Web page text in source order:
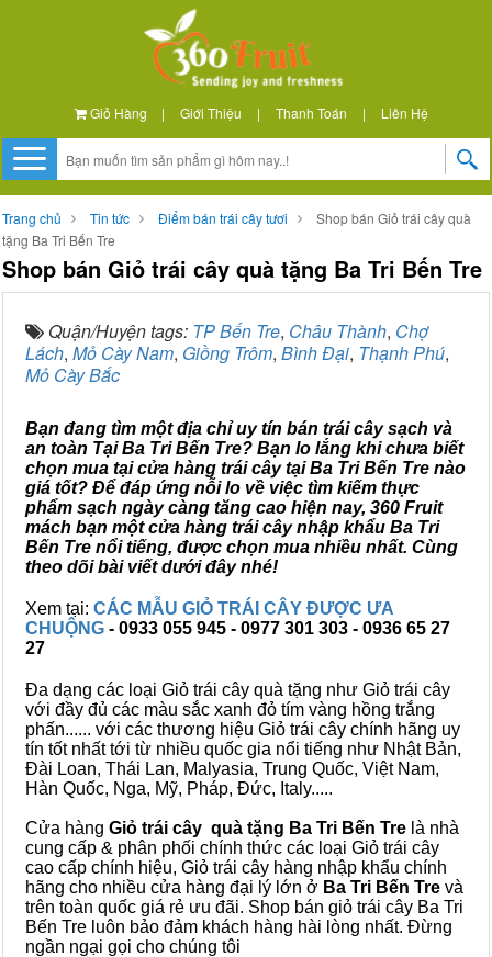
Giỏ Hàng | Giới Thiệu | Thanh Toán | Liên Hệ
Trang chủ Tin tức Điểm bán trái cây tươi
Shop bán Giỏ trái cây quà
tặng Ba Tri Bến Tre
Shop bán Giỏ trái cây quà tặng Ba Tri Bến Tre
Quận/Huyện tags: TP Bến Tre, Châu Thành, Chợ
Lách, Mỏ Cày Nam, Giồng Trôm, Bình Đại, Thạnh Phú,
Mỏ Cày Bắc
Bạn đang tìm một địa chỉ uy tín bán trái cây sạch và
an toàn Tại Ba Tri Bến Tre? Bạn lo lắng khi chưa biết
chọn mua tại cửa hàng trái cây tại Ba Tri Bến Tre nào
giá tốt? Để đáp ứng nỗi lo về việc tìm kiếm thực
phẩm sạch ngày càng tăng cao hiện nay, 360 Fruit
mách bạn một cửa hàng trái cây nhập khẩu Ba Tri
Bến Tre nổi tiếng, được chọn mua nhiều nhất. Cùng
theo dõi bài viết dưới đây nhé!
Xem tại: CÁC MẪU GIỎ TRÁI CÂY ĐƯỢC ƯA
CHUỘNG - 0933 055 945 - 0977 301 303 - 0936 65 27
27
Đa dạng các loại Giỏ trái cây quà tặng như Giỏ trái cây
với đầy đủ các màu sắc xanh đỏ tím vàng hồng trắng
phấn...... với các thương hiệu Giỏ trái cây chính hãng uy
tín tốt nhất tới từ nhiều quốc gia nổi tiếng như Nhật Bản,
Đài Loan, Thái Lan, Malyasia, Trung Quốc, Việt Nam,
Hàn Quốc, Nga, Mỹ, Pháp, Đức, Italy.....
Cửa hàng Giỏ trái cây quà tặng Ba Tri Bến Tre là nhà
cung cấp & phân phối chính thức các loại Giỏ trái cây
cao cấp chính hiệu, Giỏ trái cây hàng nhập khẩu chính
hãng cho nhiều cửa hàng đại lý lớn ở Ba Tri Bến Tre và
trên toàn quốc giá rẻ ưu đãi. Shop bán giỏ trái cây Ba Tri
Bến Tre luôn bảo đảm khách hàng hài lòng nhất. Đừng
ngần ngại gọi cho chúng tôi